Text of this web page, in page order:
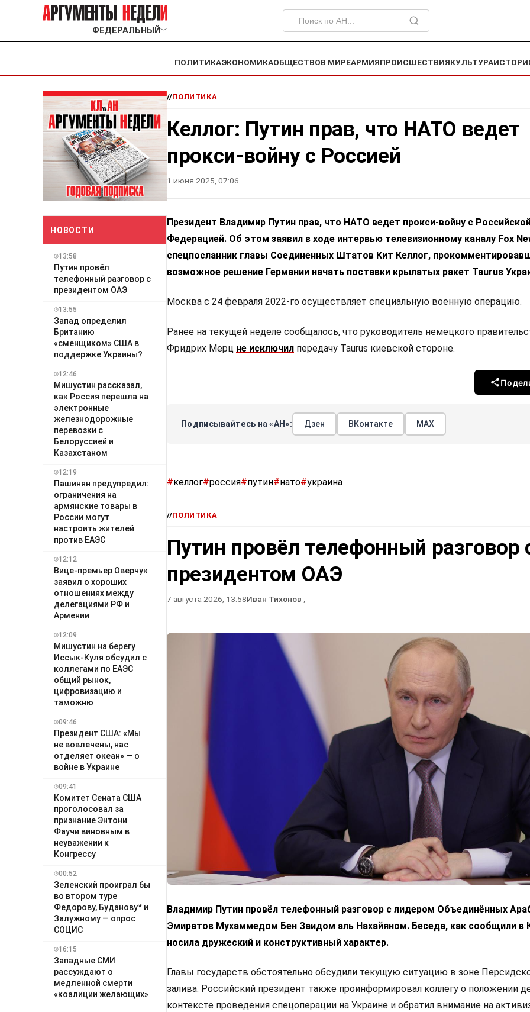
ФЕДЕРАЛЬНЫЙ ﹀
ПОЛИТИКАЭКОНОМИКАОБЩЕСТВОВ МИРЕАРМИЯПРОИСШЕСТВИЯКУЛЬТУРА
НОВОСТИ
13:58
Путин провёл
телефонный разговор с
президентом ОАЭ
13:55
Запад определил
Британию
«сменщиком» США в
поддержке Украины?
12:46
Мишустин рассказал,
как Россия перешла на
электронные
железнодорожные
перевозки с
Белоруссией и
Казахстаном
12:19
Пашинян предупредил:
ограничения на
армянские товары в
России могут
настроить жителей
против ЕАЭС
12:12
Вице-премьер Оверчук
заявил о хороших
отношениях между
делегациями РФ и
Армении
12:09
Мишустин на берегу
Иссык-Куля обсудил с
коллегами по ЕАЭС
общий рынок,
цифровизацию и
таможню
09:46
Президент США: «Мы
не вовлечены, нас
отделяет океан» — о
войне в Украине
09:41
Комитет Сената США
проголосовал за
признание Энтони
Фаучи виновным в
неуважении к
Конгрессу
00:52
Зеленский проиграл бы
во втором туре
Федорову, Буданову* и
Залужному — опрос
СОЦИС
16:15
Западные СМИ
рассуждают о
медленной смерти
«коалиции желающих»
//ПОЛИТИКА
Келлог: Путин прав, что НАТО ведет
прокси-войну с Россией
1 июня 2025, 07:06
Президент Владимир Путин прав, что НАТО ведет прокси-войну с
Федерацией. Об этом заявил в ходе интервью телевизионному каналу Fox
спецпосланник главы Соединенных Штатов Кит Келлог,
возможное решение Германии начать поставки крылатых ракет Taurus
Москва с 24 февраля 2022-го осуществляет специальную военную операцию.
Ранее на текущей неделе сообщалось, что руководитель немецкого
Фридрих Мерц не исключил передачу Taurus киевской стороне.
Подписывайтесь на «АН»: Дзен ВКонтакте МАХ
#келлог#россия#путин#нато#украина
//ПОЛИТИКА
Путин провёл телефонный разговор
президентом ОАЭ
7 августа 2026, 13:58Иван Тихонов ,
Владимир Путин провёл телефонный разговор с лидером Объединённых
Эмиратов Мухаммедом Бен Заидом аль Нахайяном. Беседа, как сообщили в
носила дружеский и конструктивный характер.
Главы государств обстоятельно обсудили текущую ситуацию в зоне
залива. Российский президент также проинформировал коллегу о положении
контексте проведения спецоперации на Украине и обратил внимание на